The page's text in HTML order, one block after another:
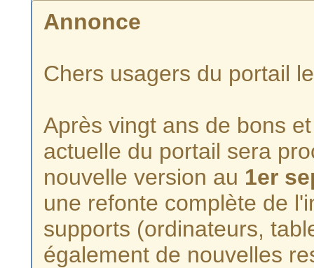
Annonce
Chers usagers du portail
Après vingt ans de bons
actuelle du portail sera
nouvelle version au 1er
une refonte complète de
supports (ordinateurs,
également de nouvelles